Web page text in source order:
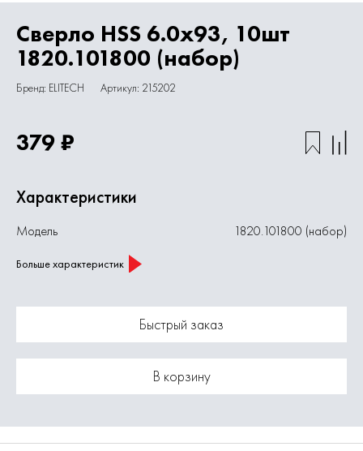
Сверло HSS 6.0х93, 10шт
1820.101800 (набор)
Бренд: ELITECH Артикул: 215202
379 ₽
Характеристики
Модель 1820.101800 (набор)
Больше характеристик
Быстрый заказ
В корзину